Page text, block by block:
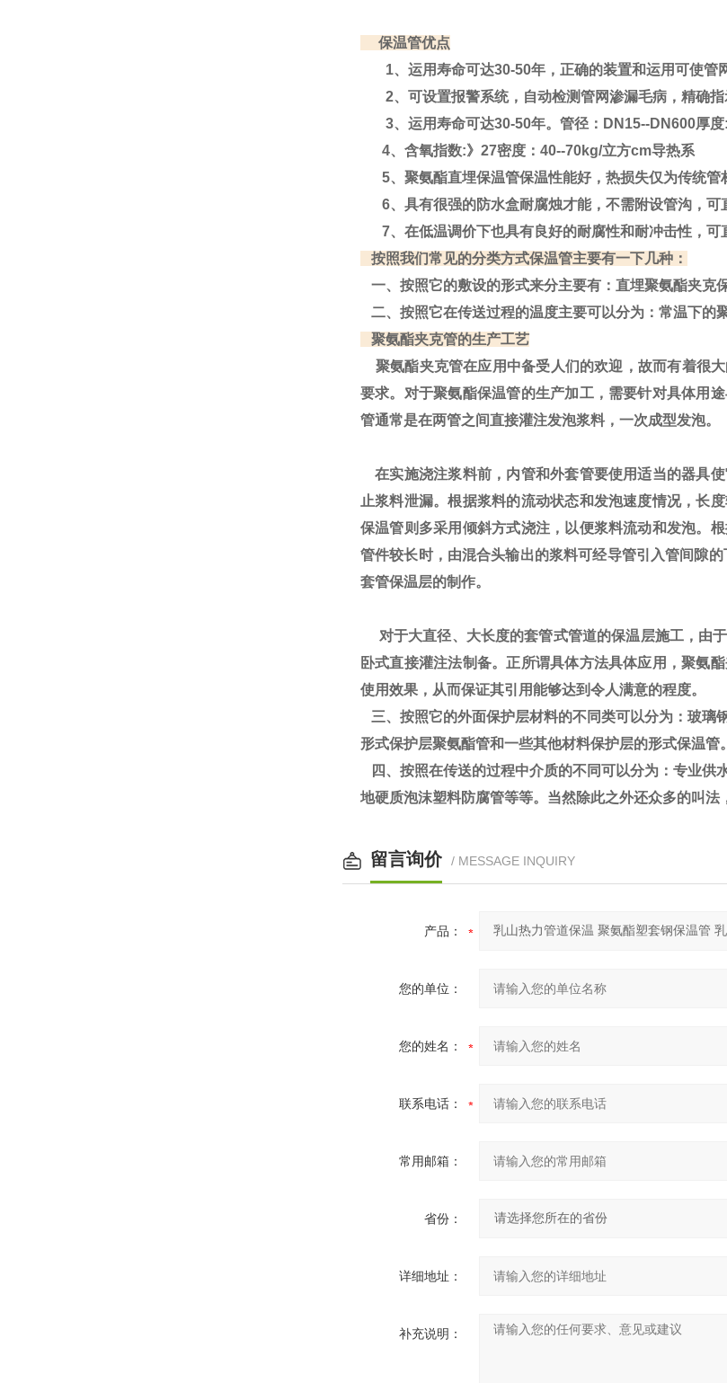
保温管优点
1、运用寿命可达30-50年，正确的装置和运用可使管
2、可设置报警系统，自动检测管网渗漏毛病，精确指
3、运用寿命可达30-50年。管径：DN15--DN600厚度
4、含氧指数:》27密度：40--70kg/立方cm导热系
5、聚氨酯直埋保温管保温性能好，热损失仅为传统管
6、具有很强的防水盒耐腐烛才能，不需附设管沟，可
7、在低温调价下也具有良好的耐腐性和耐冲击性，可
按照我们常见的分类方式保温管主要有一下几种：
一、按照它的敷设的形式来分主要有：直埋聚氨酯夹克
二、按照它在传送过程的温度主要可以分为：常温下的
聚氨酯夹克管的生产工艺
聚氨酯夹克管在应用中备受人们的欢迎，故而有着很
要求。对于聚氨酯保温管的生产加工，需要针对具体用
管通常是在两管之间直接灌注发泡浆料，一次成型发泡。
在实施浇注浆料前，内管和外套管要使用适当的器具
止浆料泄漏。根据浆料的流动状态和发泡速度情况，长
保温管则多采用倾斜方式浇注，以便浆料流动和发泡。
管件较长时，由混合头输出的浆料可经导管引入管间隙
套管保温层的制作。
对于大直径、大长度的套管式管道的保温层施工，由
卧式直接灌注法制备。正所谓具体方法具体应用，聚氨
使用效果，从而保证其引用能够达到令人满意的程度。
三、按照它的外面保护层材料的不同类可以分为：玻璃
形式保护层聚氨酯管和一些其他材料保护层的形式保温管。
四、按照在传送的过程中介质的不同可以分为：专业供
地硬质泡沫塑料防腐管等等。当然除此之外还众多的叫法
留言询价 / MESSAGE INQUIRY
产品：
您的单位：
您的姓名：
联系电话：
常用邮箱：
省份：
详细地址：
补充说明：